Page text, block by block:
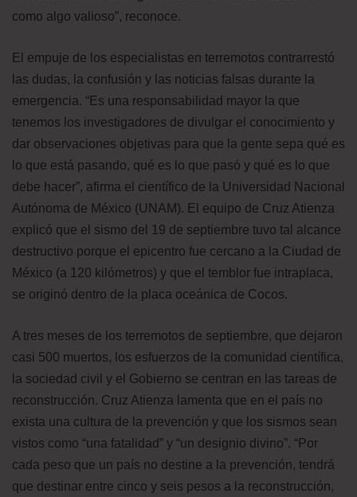
como algo valioso”, reconoce.
El empuje de los especialistas en terremotos contrarrestó
las dudas, la confusión y las noticias falsas durante la
emergencia. “Es una responsabilidad mayor la que
tenemos los investigadores de divulgar el conocimiento y
dar observaciones objetivas para que la gente sepa qué es
lo que está pasando, qué es lo que pasó y qué es lo que
debe hacer”, afirma el científico de la Universidad Nacional
Autónoma de México (UNAM). El equipo de Cruz Atienza
explicó que el sismo del 19 de septiembre tuvo tal alcance
destructivo porque el epicentro fue cercano a la Ciudad de
México (a 120 kilómetros) y que el temblor fue intraplaca,
se originó dentro de la placa oceánica de Cocos.
A tres meses de los terremotos de septiembre, que dejaron
casi 500 muertos, los esfuerzos de la comunidad científica,
la sociedad civil y el Gobierno se centran en las tareas de
reconstrucción. Cruz Atienza lamenta que en el país no
exista una cultura de la prevención y que los sismos sean
vistos como “una fatalidad” y “un designio divino”. “Por
cada peso que un país no destine a la prevención, tendrá
que destinar entre cinco y seis pesos a la reconstrucción,